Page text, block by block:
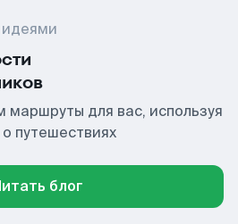
для вас, используя
путешествиях
блог